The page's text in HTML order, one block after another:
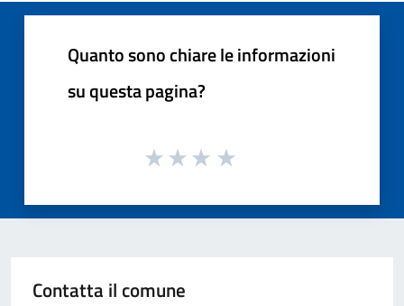
Quanto sono chiare le informazioni
su questa pagina?
Contatta il comune